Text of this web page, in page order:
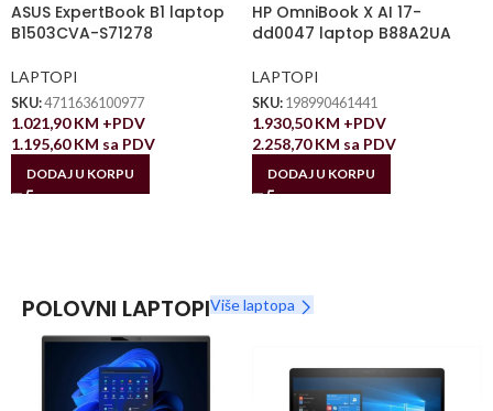
ASUS ExpertBook B1 laptop
B1503CVA-S71278
LAPTOPI
SKU:4711636100977
1.021,90KM +PDV
1.195,60KM sa PDV
DODAJ U KORPU
HP OmniBook X AI 17-
dd0047 laptop B88A2UA
LAPTOPI
SKU: 198990461441
1.930,50KM +PDV
2.258,70KM sa PDV
DODAJ U KORPU
POLOVNI LAPTOPIViše laptopa